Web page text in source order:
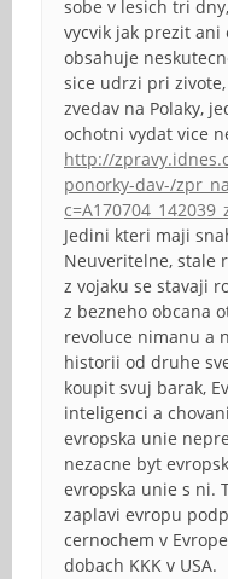
sobe v lesich tri
vycvik jak prezit
obsahuje
sice udrzi pri
zvedav na Polaky,
ochotni vydat vice
http://
ponorky-dav-/
Jedini kteri maji
Neuveritelne, stale
z vojaku se stavaji
z bezneho obcana
revoluce nimanu a
historii od druhe
koupit svuj barak,
inteligenci a
evropska unie
nezacne byt
evropska unie s ni.
zaplavi evropu
cernochem v
dobach KKK v USA.